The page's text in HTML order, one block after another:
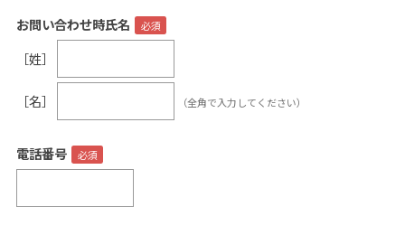
0120-12-2486
【営業時間】8:30～17:30
休業日：日曜・祝日／土曜は不定休
お問い合わせフォームはこちら
お問い合わせ時氏名
［姓］
［名］ （全角で入力してください）
電話番号